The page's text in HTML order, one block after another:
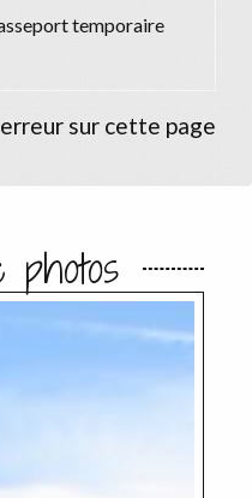
temporaire
sur cette page
photos